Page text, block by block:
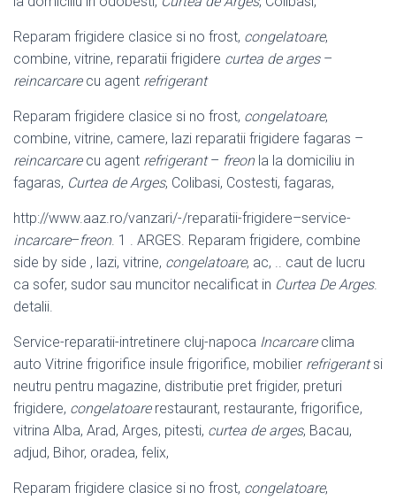
Reparam frigidere clasice si no frost, congelatoare,
combine, vitrine, reparatii frigidere curtea de arges–
reincarcarecu agent refrigerant
Reparam frigidere clasice si no frost, congelatoare,
combine, vitrine, camere, lazi reparatii frigidere fagaras –
reincarcarecu agent refrigerant– freonla la domiciliu in
fagaras, Curtea de Arges, Colibasi, Costesti, fagaras,
http://www.aaz.ro/vanzari/-/reparatii-frigidere–service-
incarcare–freon. 1 . ARGES. Reparam frigidere, combine
side by side , lazi, vitrine, congelatoare, ac, .. caut de lucru
ca sofer, sudor sau muncitor necalificat in Curtea De Arges.
detalii.
Service-reparatii-intretinere cluj-napoca Incarcareclima
auto Vitrine frigorifice insule frigorifice, mobilier refrigerantsi
neutru pentru magazine, distributie pret frigider, preturi
frigidere, congelatoarerestaurant, restaurante, frigorifice,
vitrina Alba, Arad, Arges, pitesti, curtea de arges, Bacau,
adjud, Bihor, oradea, felix,
Reparam frigidere clasice si no frost, congelatoare,